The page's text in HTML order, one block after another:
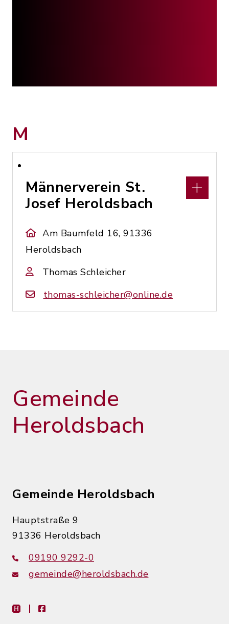
M
Männerverein St.
Josef Heroldsbach
Am Baumfeld 16, 91336
Heroldsbach
Thomas Schleicher
thomas-schleicher@online.de
Gemeinde
Heroldsbach
Gemeinde Heroldsbach
Hauptstraße 9
91336 Heroldsbach
09190 9292-0
gemeinde@heroldsbach.de
heimat-infofacebook